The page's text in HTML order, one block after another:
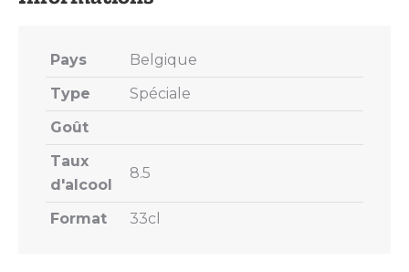
Pays
Belgique
Type
Spéciale
Goût
Taux
d'alcool
8.5
Format 33cl